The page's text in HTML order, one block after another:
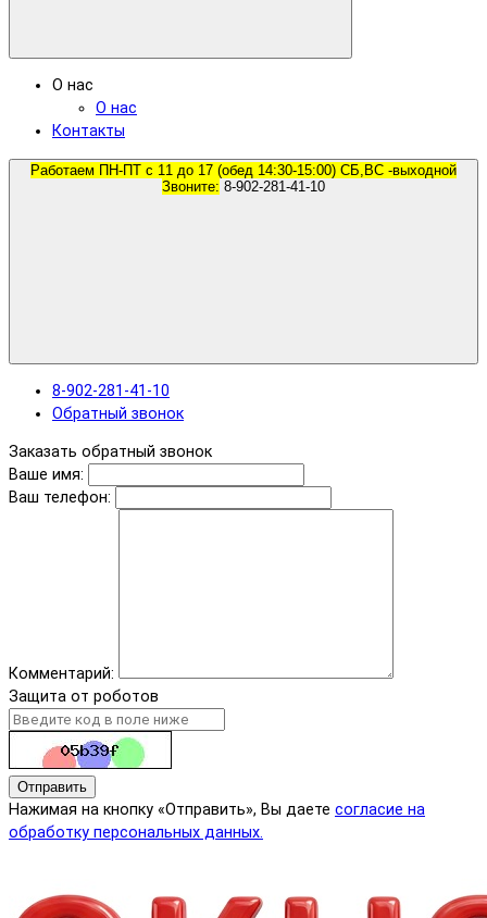
О нас
О нас
Контакты
Работаем ПН-ПТ с 11 до 17 (обед 14:30-15:00) СБ,ВС -выходной
Звоните:
8-902-281-41-10
Обратный звонок
Заказать обратный звонок
Ваше имя:
Ваш телефон:
Комментарий:
Защита от роботов
Отправить
Нажимая на кнопку «Отправить», Вы даете согласие на
обработку персональных данных.